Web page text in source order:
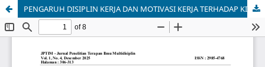
PENGARUH DISIPLIN KERJA DAN MOTIVASI KERJA TERHADAP KINERJA KARYAWAN PT VISIONET DATA INTERNASIONAL SERPONG KOTA TANGERANG